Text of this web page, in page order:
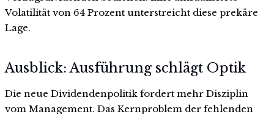
Volatilität von 64 Prozent unterstreicht diese prekäre
Lage.
Ausblick: Ausführung schlägt Optik
Die neue Dividendenpolitik fordert mehr Disziplin
vom Management. Das Kernproblem der fehlenden